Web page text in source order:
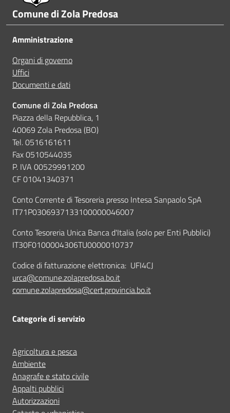
A volte non capivo se stavo procedendo
Ho avuto problemi tecnici
Altro
Comune di Zola Predosa
Amministrazione
Organi di governo
Uffici
Documenti e dati
Comune di Zola Predosa
Piazza della Repubblica, 1
40069 Zola Predosa (BO)
Tel. 0516161611
Fax 0510544035
P. IVA 00529991200
CF 01041340371
Conto Corrente di Tesoreria presso Intesa Sanpaolo SpA
IT71P0306937133100000046007
Conto Tesoreria Unica Banca d'Italia (solo per Enti Pubblici)
IT30F0100004306TU0000010737
Codice di fatturazione elettronica: UFI4CJ
urca@comune.zolapredosa.bo.it
comune.zolapredosa@cert.provincia.bo.it
Categorie di servizio
Agricoltura e pesca
Ambiente
Anagrafe e stato civile
Appalti pubblici
Autorizzazioni